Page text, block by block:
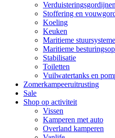
Verduisteringsgordijnen
Stoffering en
Koeling
Keuken
Maritieme
Maritieme
Stabilisatie
Toiletten
Vuilwatertanks en
Zomerkampeeruitrusting
Sale
Shop op activiteit
Vissen
Kamperen met auto
Overland kamperen